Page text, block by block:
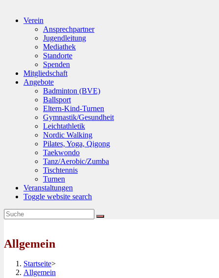
Verein
Ansprechpartner
Jugendleitung
Mediathek
Standorte
Spenden
Mitgliedschaft
Angebote
Badminton (BVE)
Ballsport
Eltern-Kind-Turnen
Gymnastik/Gesundheit
Leichtathletik
Nordic Walking
Pilates, Yoga, Qigong
Taekwondo
Tanz/Aerobic/Zumba
Tischtennis
Turnen
Veranstaltungen
Toggle website search
Allgemein
Startseite>
Allgemein